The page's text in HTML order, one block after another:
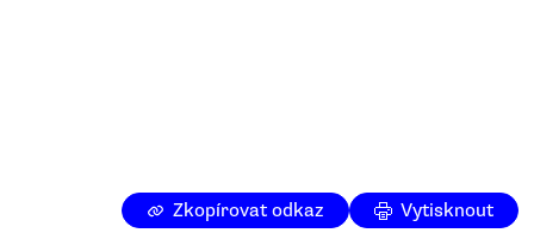
Zkopírovat odkaz Vytisknout